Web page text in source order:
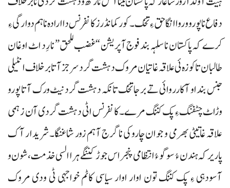
دفاع نا پورو و روا انگا حق ءِ تخک۔ کور کمانڈرز کانفرنس دا ارادہ نا ہم دوارگی ءِ
کرے کہ پاکستان نا سلہہ بند فوج آپریشن “غضب للحق” نا رِد اٹ اوغان
طالبان تا کوزہ ئی علاقہ غاتیان مروک دہشت گرد سرجز آتا برخلاف انٹیلی
جنس بنداو آ کارروائی تے برجا تخک تانکہ دہشت گرد نیٹ ورک آتا پورو
وڑاٹ چٹفنگ ءِ پک کننگ مرے۔ کانفرنس اٹی دہشت گردی آن زہمی
علاقہ غاتیٹی بھرمی و جوان چاروکی نا گرج آ ہم زور شاغنگا۔ شریدار آک
پاریر کہ ہندن ءُ سوگو ءُ انتظامی پنجر اس جوڑ کننگے ہرا السی خذمت، شون و
آسودہی ءِ پک کننگ تون اوار اوار سیاسی کاٹم خواجہی ٹی ودی مروک